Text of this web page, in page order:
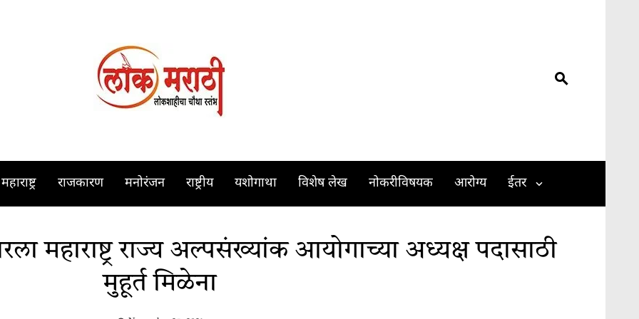
महाराष्ट्र राजकारण मनोरंजन राष्ट्रीय यशोगाथा विशेष लेख नोकरीविषयक आरोग्य ईतर
महाराष्ट्र राज्य अल्पसंख्यांक आयोगाच्या अध्यक्ष पदासाठी
मुहूर्त मिळेना